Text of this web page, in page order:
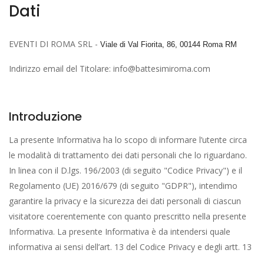
Dati
EVENTI DI ROMA SRL - Viale di Val Fiorita, 86, 00144 Roma RM
Indirizzo email del Titolare: info@battesimiroma.com
Introduzione
La presente Informativa ha lo scopo di informare l’utente circa
le modalità di trattamento dei dati personali che lo riguardano.
In linea con il D.lgs. 196/2003 (di seguito "Codice Privacy") e il
Regolamento (UE) 2016/679 (di seguito "GDPR"), intendimo
garantire la privacy e la sicurezza dei dati personali di ciascun
visitatore coerentemente con quanto prescritto nella presente
Informativa. La presente Informativa è da intendersi quale
informativa ai sensi dell’art. 13 del Codice Privacy e degli artt. 13